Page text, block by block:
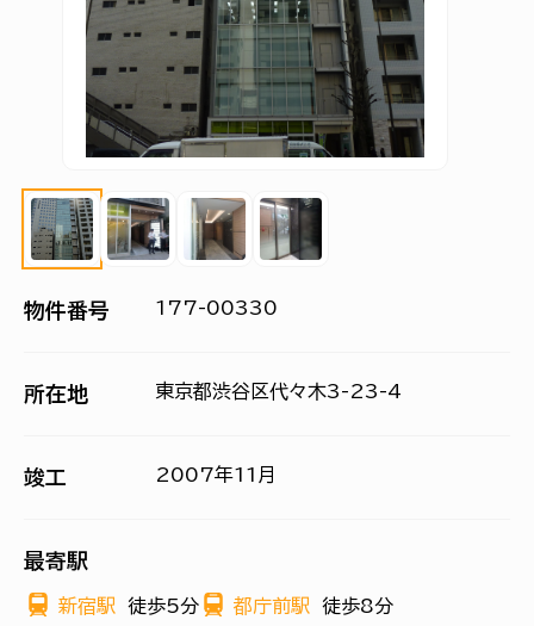
物件番号 177-00330
所在地 東京都渋谷区代々木3-23-4
竣工 2007年11月
最寄駅
新宿駅 徒歩5分 都庁前駅 徒歩8分